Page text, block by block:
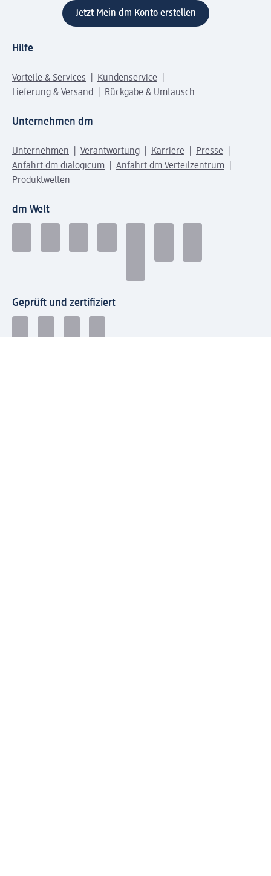
Jetzt Mein dm Konto erstellen
Hilfe
Vorteile & Services
Kundenservice
Lieferung & Versand
Rückgabe & Umtausch
Unternehmen dm
Unternehmen Verantwortung Karriere
Presse
Anfahrt dm dialogicum
Anfahrt dm Verteilzentrum
Produktwelten
dm Welt
Geprüft und zertifiziert